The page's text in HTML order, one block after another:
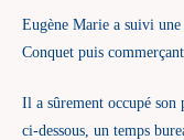
Eugène Marie a suivi
Conquet puis
Il a sûrement occupé son
ci-dessous, un temps